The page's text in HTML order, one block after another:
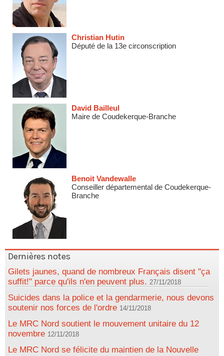
Christian Hutin
Député de la 13e circonscription
David Bailleul
Maire de Coudekerque-Branche
Benoit Vandewalle
Conseiller départemental de Coudekerque-
Branche
Dernières notes
Gilets jaunes, quand de nombreux Français disent "ça
suffit!" parce qu'ils n'en peuvent plus. 27/11/2018
Suicides dans la police et la gendarmerie, nous devons
soutenir nos forces de l'ordre 14/11/2018
Le MRC Nord soutient le mouvement unitaire du 12
novembre 12/11/2018
Le MRC Nord se félicite du maintien de la Nouvelle